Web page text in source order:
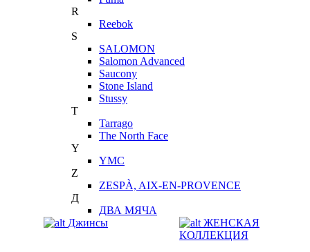
R
Reebok
S
SALOMON
Salomon Advanced
Saucony
Stone Island
Stussy
T
Tarrago
The North Face
Y
YMC
Z
ZESPÀ, AIX-EN-PROVENCE
Д
ДВА МЯЧА
Джинсы
ЖЕНСКАЯ
КОЛЛЕКЦИЯ